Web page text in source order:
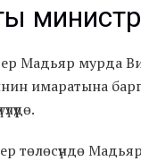
Мадьяр мурда
имаратына
төлөсүндө